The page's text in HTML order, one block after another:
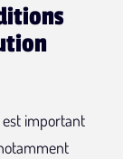
est important